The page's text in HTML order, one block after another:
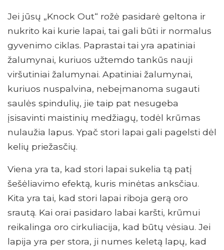
Jei jūsų „Knock Out“ rožė pasidarė geltona ir
nukrito kai kurie lapai, tai gali būti ir normalus
gyvenimo ciklas. Paprastai tai yra apatiniai
žalumynai, kuriuos užtemdo tankūs nauji
viršutiniai žalumynai. Apatiniai žalumynai,
kuriuos nuspalvina, nebeįmanoma sugauti
saulės spindulių, jie taip pat nesugeba
įsisavinti maistinių medžiagų, todėl krūmas
nulaužia lapus. Ypač stori lapai gali pagelsti dėl
kelių priežasčių.
Viena yra ta, kad stori lapai sukelia tą patį
šešėliavimo efektą, kuris minėtas anksčiau.
Kita yra tai, kad stori lapai riboja gerą oro
srautą. Kai orai pasidaro labai karšti, krūmui
reikalinga oro cirkuliacija, kad būtų vėsiau. Jei
lapija yra per stora, ji numes keletą lapų, kad